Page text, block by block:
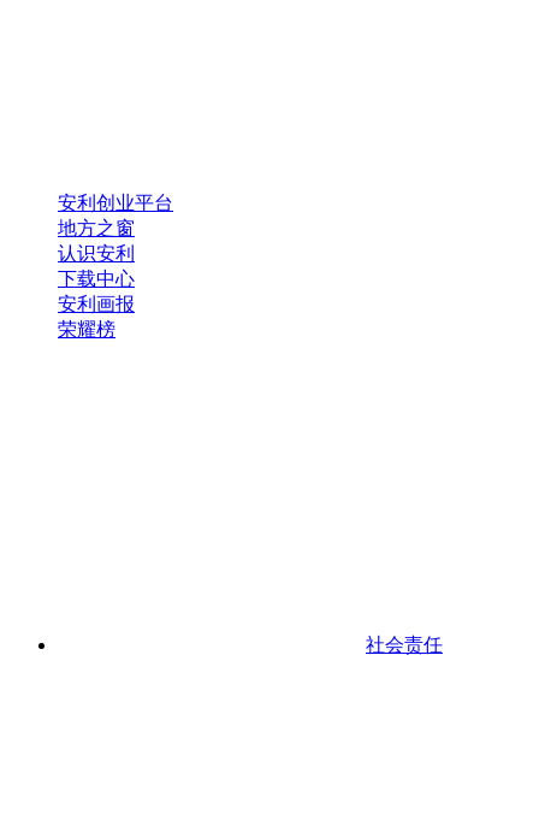
安利创业平台
地方之窗
认识安利
下载中心
安利画报
荣耀榜
社会责任